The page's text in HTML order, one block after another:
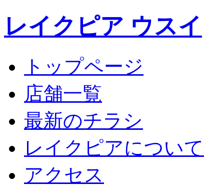
レイクピア ウスイ
トップページ
店舗一覧
最新のチラシ
レイクピアについて
アクセス